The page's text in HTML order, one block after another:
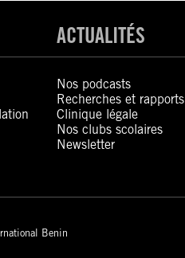
ACTUALITÉS
Nos podcasts
Recherches et rapports
Clinique légale
Nos clubs scolaires
Newsletter
Benin